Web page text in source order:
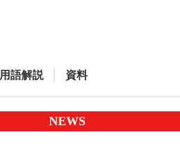
用語解説 資料
NEWS